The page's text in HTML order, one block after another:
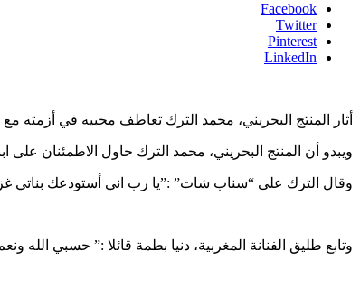
Facebook
Twitter
Pinterest
LinkedIn
أثار المنتج البحريني، محمد الترك تعاطف محبيه في أزمته
ويبدو أن المنتج البحريني، محمد الترك حاول الاطمئنان
وقال الترك على “سناب شات” :”يا رب اني أستودعك بناتي
وتابع طليق الفنانة المغربية، دنيا بطمة قائلا :” حسبي